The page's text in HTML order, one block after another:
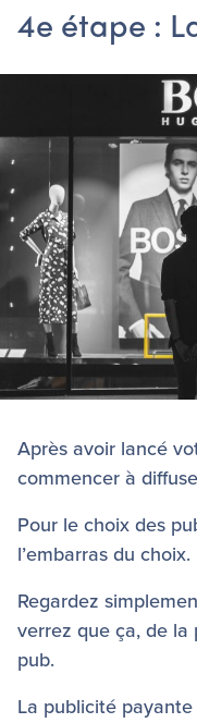
4e étape :
Après avoir lancé
commencer à
Pour le choix des
l’embarras du choix.
Regardez
verrez que ça, de la
pub.
La publicité